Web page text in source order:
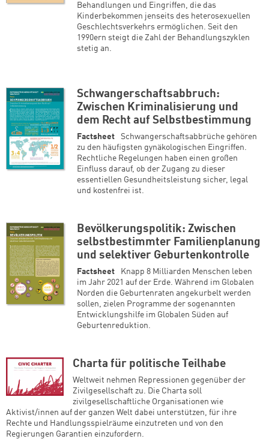
Behandlungen und Eingriffen, die das
Kinderbekommen jenseits des heterosexuellen
Geschlechtsverkehrs ermöglichen. Seit den
1990ern steigt die Zahl der Behandlungszyklen
stetig an.
Schwangerschaftsabbruch:
Zwischen Kriminalisierung und
dem Recht auf Selbstbestimmung
Factsheet
Schwangerschaftsabbrüche gehören
zu den häufigsten gynäkologischen Eingriffen.
Rechtliche Regelungen haben einen großen
Einfluss darauf, ob der Zugang zu dieser
essentiellen Gesundheitsleistung sicher, legal
und kostenfrei ist.
Bevölkerungspolitik: Zwischen
selbstbestimmter Familienplanung
und selektiver Geburtenkontrolle
Factsheet
Knapp 8 Milliarden Menschen leben
im Jahr 2021 auf der Erde. Während im Globalen
Norden die Geburtenraten angekurbelt werden
sollen, zielen Programme der sogenannten
Entwicklungshilfe im Globalen Süden auf
Geburtenreduktion.
Charta für politische Teilhabe
Weltweit nehmen Repressionen gegenüber der
Zivilgesellschaft zu. Die Charta soll
zivilgesellschaftliche Organisationen wie
Aktivist/innen auf der ganzen Welt dabei unterstützen, für ihre
Rechte und Handlungsspielräume einzutreten und von den
Regierungen Garantien einzufordern.